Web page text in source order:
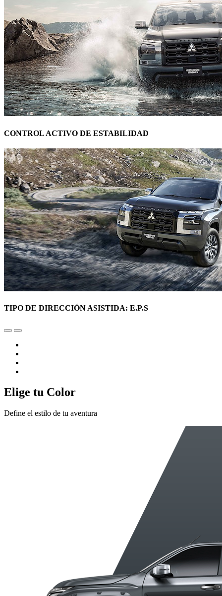
CONTROL ACTIVO DE ESTABILIDAD
TIPO DE DIRECCIÓN ASISTIDA: E.P.S
Elige tu Color
Define el estilo de tu aventura